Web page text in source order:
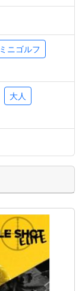
ミニゴルフ
大人